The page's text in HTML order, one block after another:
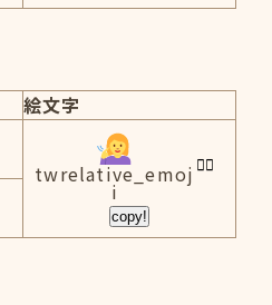
絵文字
twrelative_emoj
i
copy!